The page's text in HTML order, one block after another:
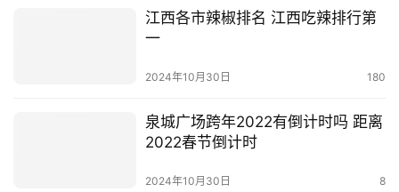
江西各市辣椒排名 江西吃辣排行第
一
2024年10月30日 180
泉城广场跨年2022有倒计时吗 距离
2022春节倒计时
2024年10月30日 8